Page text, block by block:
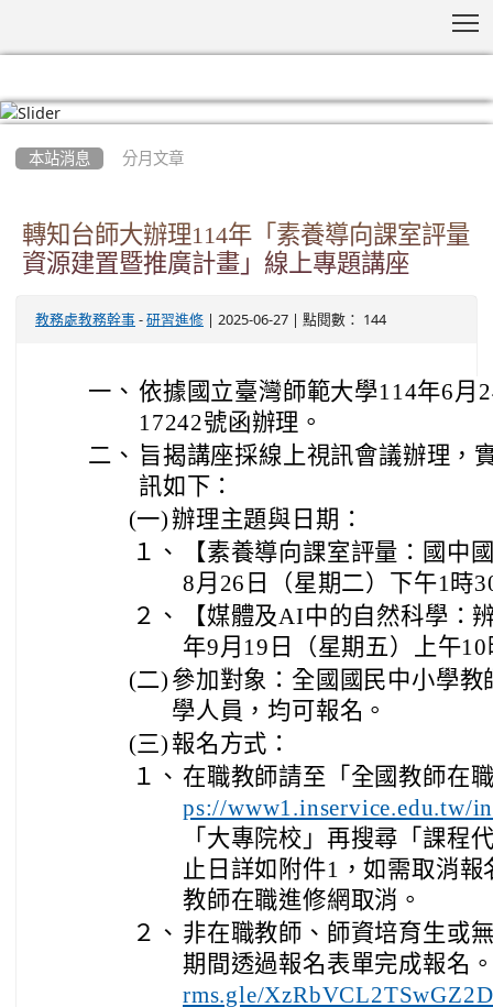
本站消息 分月文章
轉知台師大辦理114年「素養導向課室評量
資源建置暨推廣計畫」線上專題講座
教務處教務幹事 - 研習進修 | 2025-06-27 | 點閱數： 144
一、 依據國立臺灣師範大學114年6月
17242號函辦理。
二、 旨揭講座採線上視訊會議辦理，
訊如下：
(一)辦理主題與日期：
１、
【素養導向課室評量：國中
8月26日（星期二）下午1時
２、
【媒體及AI中的自然科學：
年9月19日（星期五）上午
(二) 參加對象：全國國民中小學
學人員，均可報名。
(三) 報名方式：
１、 在職教師請至「全國教師在
ps://www1.inservice.edu.tw/
「大專院校」再搜尋「課程
止日詳如附件1，如需取消
教師在職進修網取消。
２、 非在職教師、師資培育生或
期間透過報名表單完成報名
rms.gle/